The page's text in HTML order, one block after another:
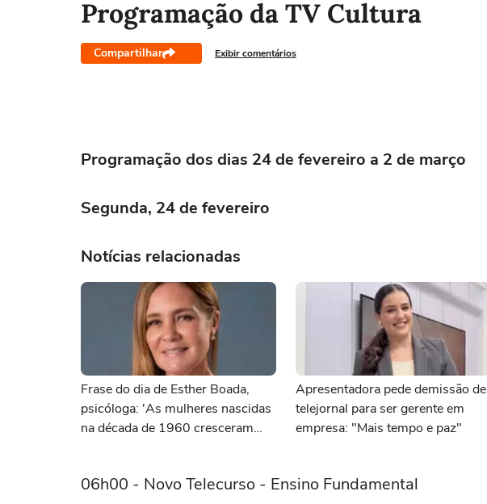
Programação da TV Cultura
Compartilhar Exibir comentários
Programação dos dias 24 de fevereiro a 2 de março
Segunda, 24 de fevereiro
Notícias relacionadas
Frase do dia de Esther Boada,
psicóloga: 'As mulheres nascidas
na década de 1960 cresceram
que a sociedade exigia'
Apresentadora pede demissão de
telejornal para ser gerente em
empresa: "Mais tempo e paz"
06h00 - Novo Telecurso - Ensino Fundamental